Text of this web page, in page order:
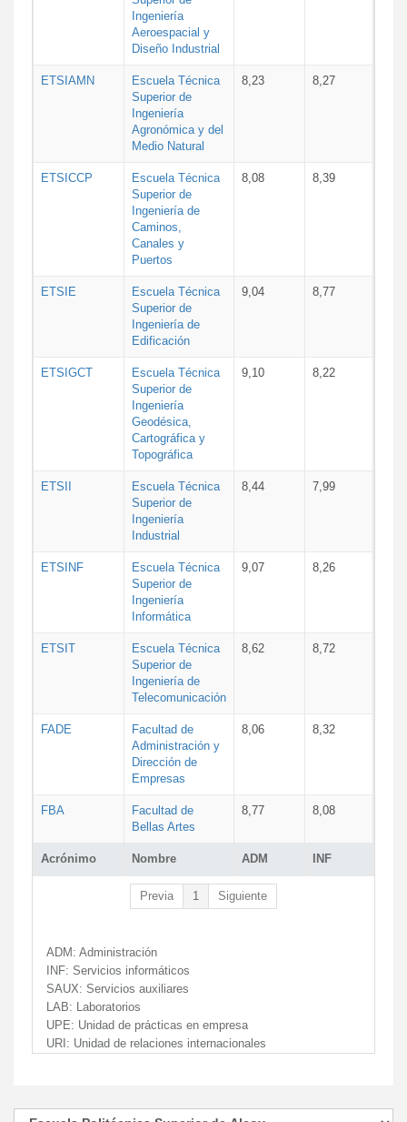
Acrónimo Nombre ADM INF
Ingeniería
Aeroespacial y
Diseño Industrial
ETSIAMN
Escuela Técnica
Superior de
Ingeniería
Agronómica y del
Medio Natural
8,23 8,27
ETSICCP
Escuela Técnica
Superior de
Ingeniería de
Caminos,
Canales y
Puertos
8,08 8,39
ETSIE
Escuela Técnica
Superior de
Ingeniería de
Edificación
9,04 8,77
ETSIGCT
Escuela Técnica
Superior de
Ingeniería
Geodésica,
Cartográfica y
Topográfica
9,10 8,22
ETSII
Escuela Técnica
Superior de
Ingeniería
Industrial
8,44 7,99
ETSINF
Escuela Técnica
Superior de
Ingeniería
Informática
9,07 8,26
ETSIT
Escuela Técnica
Superior de
Ingeniería de
Telecomunicación
8,62 8,72
FADE
Facultad de
Administración y
Dirección de
Empresas
8,06 8,32
FBA
Facultad de
Bellas Artes
8,77 8,08
Previa 1 Siguiente
ADM: Administración
INF: Servicios informáticos
SAUX: Servicios auxiliares
LAB: Laboratorios
UPE: Unidad de prácticas en empresa
URI: Unidad de relaciones internacionales